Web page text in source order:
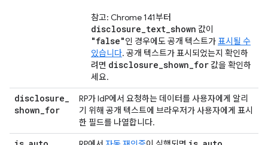
참고: Chrome 141부터
disclosure_text_shown 값이
"false"인 경우에도 공개 텍스트가표시될 수
있습니다. 공개 텍스트가 표시되었는지 확인하
려면 disclosure_shown_for값을 확인하
세요.
disclosure_
shown_for
RP가 IdP에서 요청하는 데이터를 사용자에게 알리
기 위해 공개 텍스트에 브라우저가 사용자에게 표시
한 필드를 나열합니다.